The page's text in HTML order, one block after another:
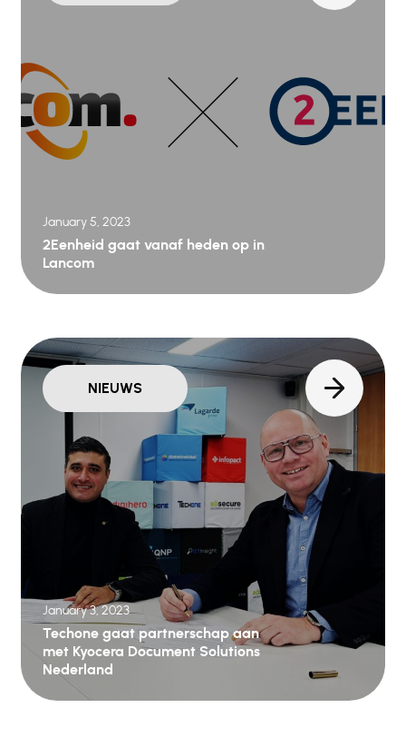
January 5, 2023
2Eenheid gaat vanaf heden op in
Lancom
NIEUWS
January 3, 2023
Techone gaat partnerschap aan
met Kyocera Document Solutions
Nederland